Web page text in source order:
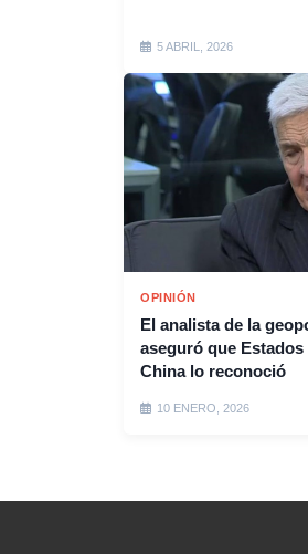
5 ABRIL, 2026
OPINIÓN
El analista de la
aseguró que
China lo reconoció
10 ENERO, 2026